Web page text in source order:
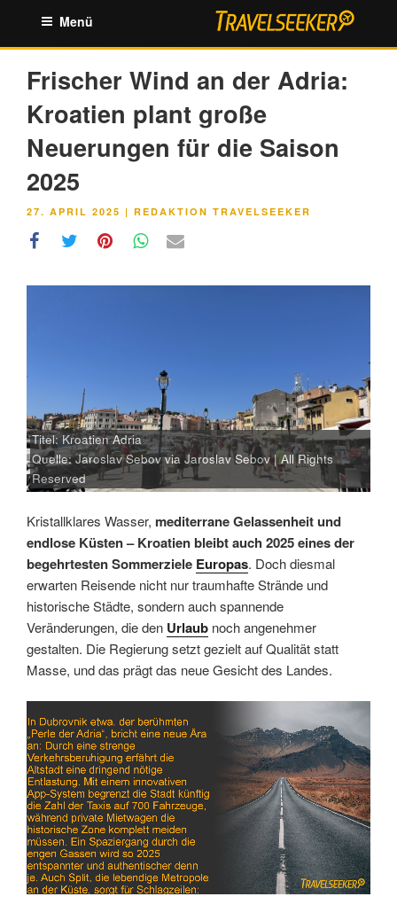
springen
Menü
Frischer Wind an der Adria:
Kroatien plant große
Neuerungen für die Saison
2025
VERÖFFENTLICHT
27. APRIL 2025 | REDAKTION TRAVELSEEKER
Titel: Kroatien Adria
Quelle: Jaroslav Sebov via Jaroslav Sebov | All Rights
Reserved
Kristallklares Wasser, mediterrane Gelassenheit und
endlose Küsten – Kroatien bleibt auch 2025 eines der
begehrtesten Sommerziele Europas. Doch diesmal
erwarten Reisende nicht nur traumhafte Strände und
historische Städte, sondern auch spannende
Veränderungen, die den Urlaub noch angenehmer
gestalten. Die Regierung setzt gezielt auf Qualität statt
Masse, und das prägt das neue Gesicht des Landes.
Link Embed